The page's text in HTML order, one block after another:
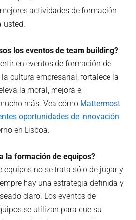
actividades de formación
usted.
los eventos de team building?
en eventos de formación de
cultura empresarial, fortalece la
la moral, mejora el
más. Vea cómo Mattermost
oportunidades de innovación
en Lisboa.
la formación de equipos?
equipos no se trata sólo de jugar y
hay una estrategia definida y
claro. Los eventos de
se utilizan para que su